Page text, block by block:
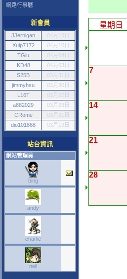
網路行事曆
新會員
JJernigan
04月10日
Xulp7172
04月10日
TGiu
04月04日
KD48
04月03日
S25B
03月31日
jimmyhsu
03月30日
L16T
03月27日
a882029
03月23日
CRome
03月21日
dio101868
03月19日
站台資訊
網站管理員
bing
andy
charlie
neil
星期日
7
14
21
28